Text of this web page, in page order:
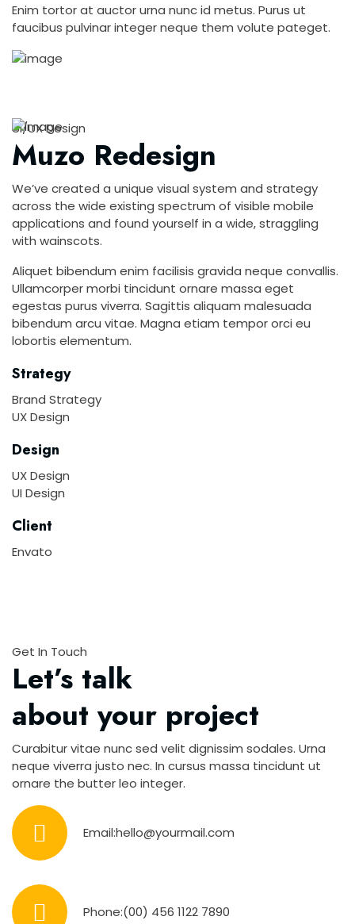
Enim tortor at auctor urna nunc id metus. Purus ut
faucibus pulvinar integer neque them volute pateget.
UI/UX Design
Muzo Redesign
We’ve created a unique visual system and strategy
across the wide existing spectrum of visible mobile
applications and found yourself in a wide, straggling
with wainscots.
Aliquet bibendum enim facilisis gravida neque convallis.
Ullamcorper morbi tincidunt ornare massa eget
egestas purus viverra. Sagittis aliquam malesuada
bibendum arcu vitae. Magna etiam tempor orci eu
lobortis elementum.
Strategy
Brand Strategy
UX Design
Design
UX Design
UI Design
Client
Envato
Get In Touch
Let’s talk
about your project
Curabitur vitae nunc sed velit dignissim sodales. Urna
neque viverra justo nec. In cursus massa tincidunt ut
ornare the butter leo integer.
Email:hello@yourmail.com
Phone:(00) 456 1122 7890